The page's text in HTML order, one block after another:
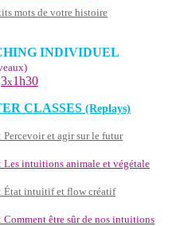
mots de votre histoire
INDIVIDUEL
3x1h30
CLASSES (Replays)
Percevoir et agir sur le futur
Les intuitions animale et végétale
État intuitif et flow créatif
Comment être sûr de nos intuitions